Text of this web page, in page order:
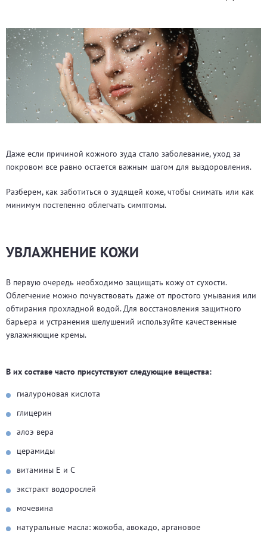
Даже если причиной кожного зуда стало заболевание, уход за
покровом все равно остается важным шагом для выздоровления.
Разберем, как заботиться о зудящей коже, чтобы снимать или как
минимум постепенно облегчать симптомы.
УВЛАЖНЕНИЕ КОЖИ
В первую очередь необходимо защищать кожу от сухости.
Облегчение можно почувствовать даже от простого умывания или
обтирания прохладной водой. Для восстановления защитного
барьера и устранения шелушений используйте качественные
увлажняющие кремы.
В их составе часто присутствуют следующие вещества:
гиалуроновая кислота
глицерин
алоэ вера
церамиды
витамины Е и С
экстракт водорослей
мочевина
натуральные масла: жожоба, авокадо, аргановое